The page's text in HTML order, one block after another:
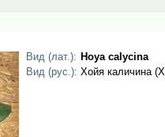
Вид (лат.): Hoya calycina
Вид (рус.): Хойя каличина